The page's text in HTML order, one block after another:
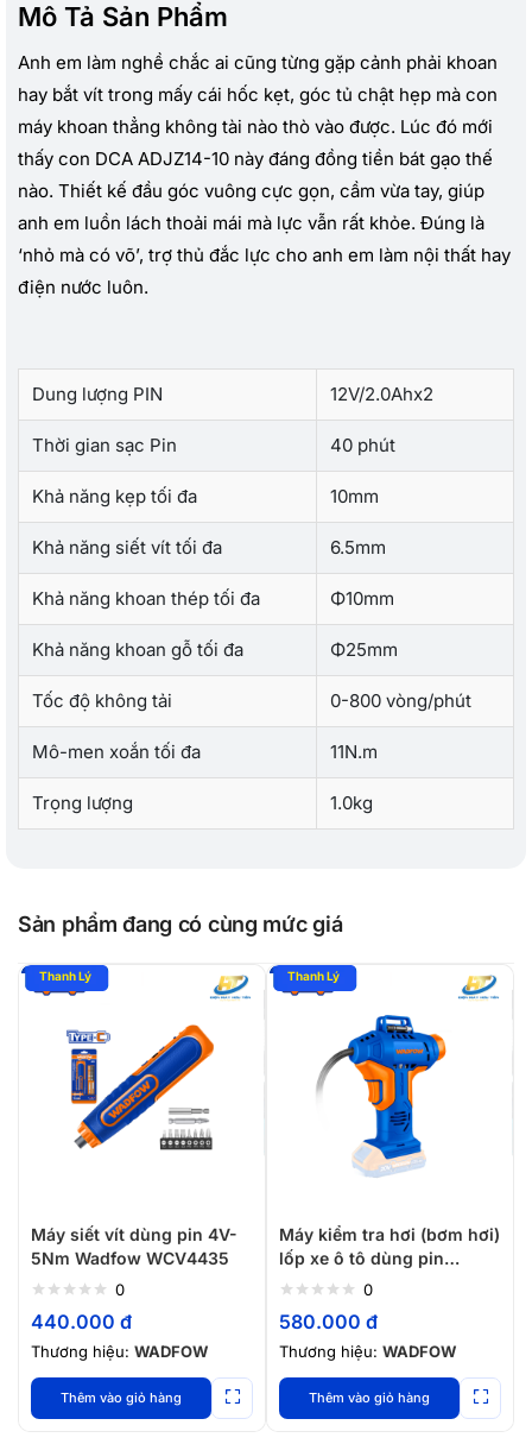
Mô Tả Sản Phẩm
Anh em làm nghề chắc ai cũng từng gặp cảnh phải khoan
hay bắt vít trong mấy cái hốc kẹt, góc tủ chật hẹp mà con
máy khoan thẳng không tài nào thò vào được. Lúc đó mới
thấy con DCA ADJZ14-10 này đáng đồng tiền bát gạo thế
nào. Thiết kế đầu góc vuông cực gọn, cầm vừa tay, giúp
anh em luồn lách thoải mái mà lực vẫn rất khỏe. Đúng là
‘nhỏ mà có võ’, trợ thủ đắc lực cho anh em làm nội thất hay
điện nước luôn.
Dung lượng PIN 12V/2.0Ahx2
Thời gian sạc Pin 40 phút
Khả năng kẹp tối đa 10mm
Khả năng siết vít tối đa 6.5mm
Khả năng khoan thép tối đa Φ10mm
Khả năng khoan gỗ tối đa Φ25mm
Tốc độ không tải 0-800 vòng/phút
Mô-men xoắn tối đa 11N.m
Trọng lượng 1.0kg
Sản phẩm đang có cùng mức giá
Máy siết vít dùng pin 4V-
5Nm Wadfow WCV4435
0
440.000 đ
Thương hiệu: WADFOW
Thêm vào giỏ hàng
Máy kiểm tra hơi (bơm hơi)
lốp xe ô tô dùng pin
WLN2520
0
580.000 đ
Thương hiệu: WADFOW
Thêm vào giỏ hàng